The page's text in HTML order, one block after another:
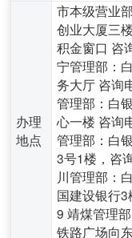
办理
地点
市本级营业
创业大厦三
积金窗口 咨
宁管理部：
务大厅 咨询
管理部：白
心一楼 咨询
管理部：白
3号1楼，咨
川管理部：
国建设银行
9 靖煤管理
铁路广场向